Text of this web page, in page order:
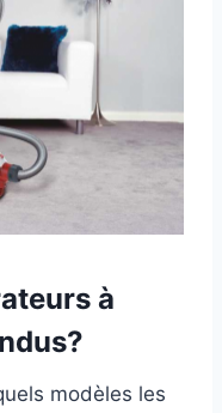
à
modèles les